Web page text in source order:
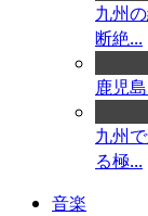
九州
断絶...
鹿児
九州
る極...
音楽